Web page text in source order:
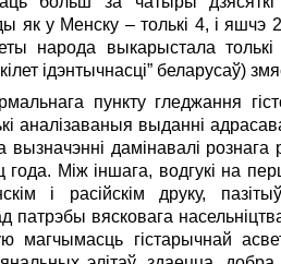
як у Менску – толькі 4, і
народа выкарыстала
ідэнтычнасці” беларусаў)
пункту гледжання
аналізаваныя выданні
вызначэнні дамінавалі
Між іншага, водгукі на
і расійскім друку,
патрэбы вясковага
магчымасць гістарычнай